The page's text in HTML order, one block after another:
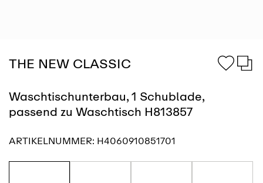
THE NEW CLASSIC
Waschtischunterbau, 1 Schublade,
passend zu Waschtisch H813857
ARTIKELNUMMER: H4060910851701